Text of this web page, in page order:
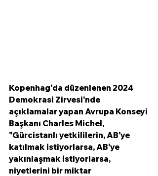
Kopenhag'da düzenlenen 2024
Demokrasi Zirvesi'nde
açıklamalar yapan Avrupa Konseyi
Başkanı Charles Michel,
"Gürcistanlı yetkililerin, AB'ye
katılmak istiyorlarsa, AB'ye
yakınlaşmak istiyorlarsa,
niyetlerini bir miktar